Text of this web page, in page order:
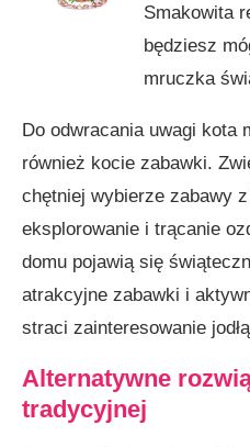
Smakowita
będziesz
mruczka
Do odwracania uwagi kota
również kocie zabawki.
chętniej wybierze zabawy
eksplorowanie i trącanie
domu pojawią się
atrakcyjne zabawki i
straci zainteresowanie
Alternatywne
tradycyjnej